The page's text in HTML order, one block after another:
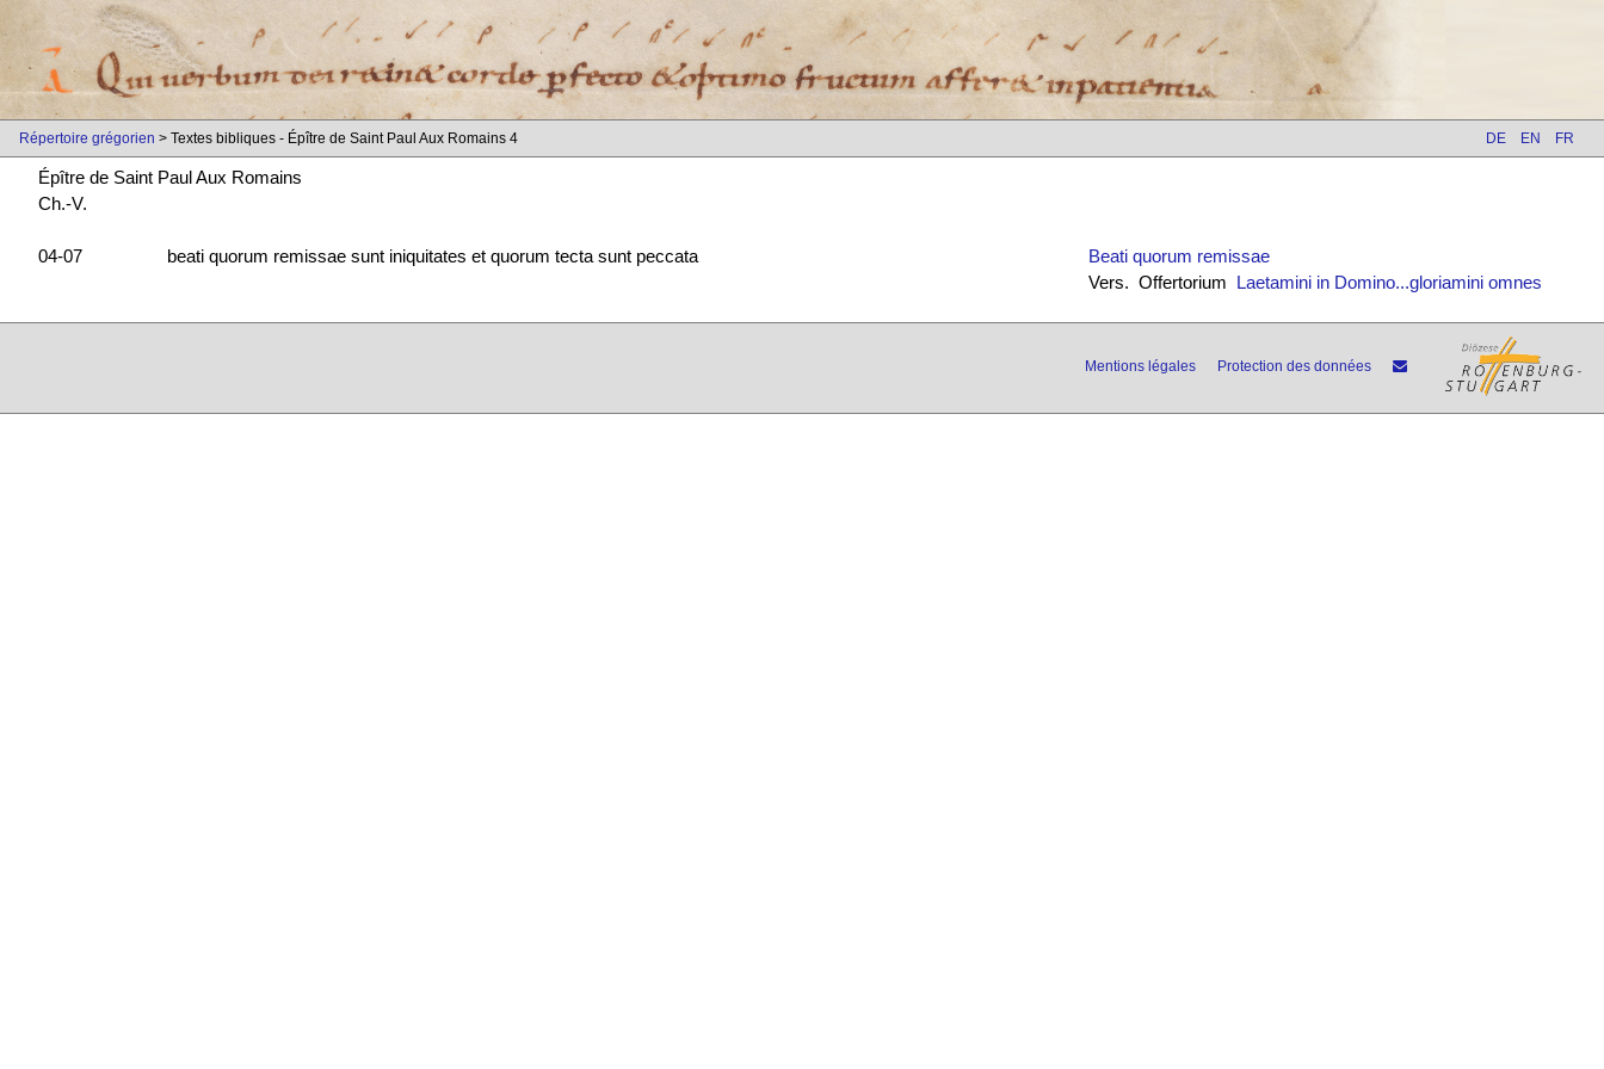
Répertoire grégorien > Textes bibliques - Épître de Saint Paul Aux Romains 4 DE EN FR
Épître de Saint Paul Aux Romains
Ch.-V.
04-07 beati quorum remissae sunt iniquitates et quorum tecta sunt peccata
Beati quorum remissae
Vers. Offertorium Laetamini in Domino...gloriamini omnes
Mentions légales Protection des données